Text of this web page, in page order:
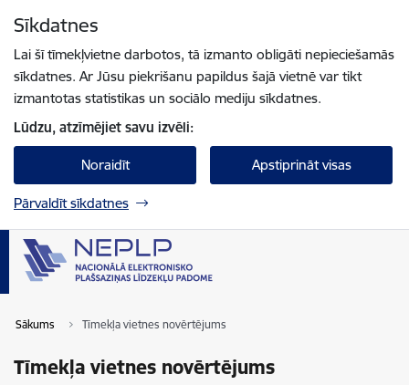
Sīkdatnes
Lai šī tīmekļvietne darbotos, tā izmanto obligāti nepieciešamās
sīkdatnes. Ar Jūsu piekrišanu papildus šajā vietnē var tikt
izmantotas statistikas un sociālo mediju sīkdatnes.
Lūdzu, atzīmējiet savu izvēli:
Noraidīt Apstiprināt visas
Pārvaldīt sīkdatnes
Sākums Tīmekļa vietnes novērtējums
Tīmekļa vietnes novērtējums